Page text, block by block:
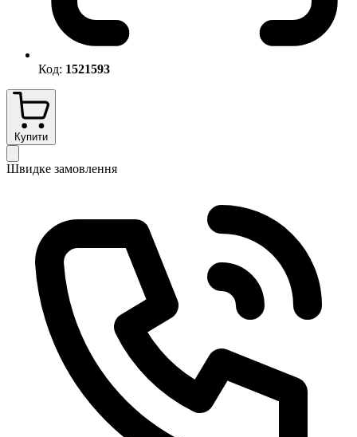
Код: 1521593
Купити
Швидке замовлення